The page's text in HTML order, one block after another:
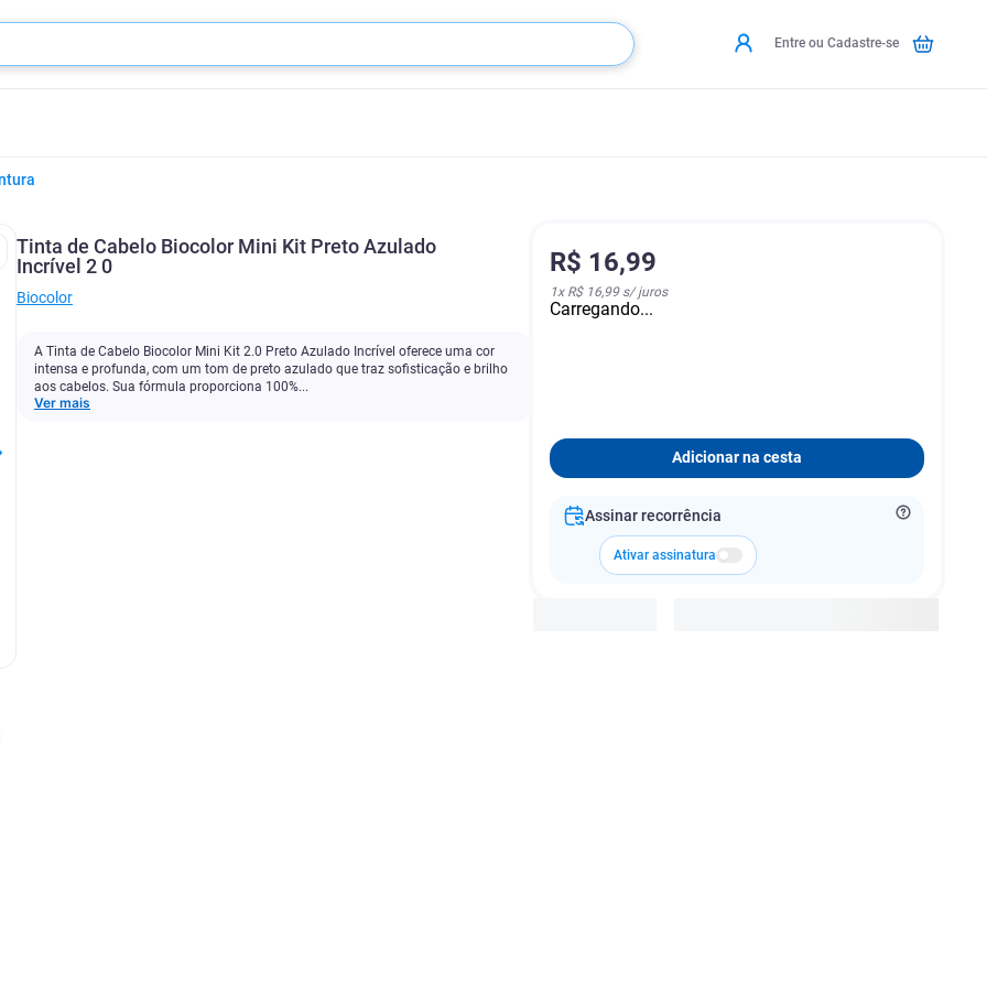
Entre ou Cadastre-se
Tinta de Cabelo Biocolor Mini Kit Preto Azulado
Incrível 2 0
Biocolor
A Tinta de Cabelo Biocolor Mini Kit 2.0 Preto Azulado Incrível oferece uma cor
intensa e profunda, com um tom de preto azulado que traz sofisticação e brilho
aos cabelos. Sua fórmula proporciona 100%...
Ver mais
R$ 16,99
1x R$ 16,99s/ juros
Carregando...
Adicionar na cesta
Assinar recorrência
Ativar assinatura